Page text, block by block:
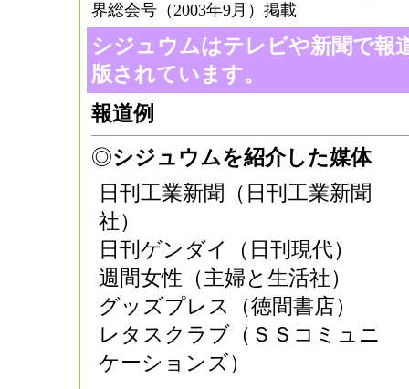
界総会号（2003年9月）掲載
シジュウムはテレビや新聞で報
版されています。
報道例
◎シジュウムを紹介した媒体
日刊工業新聞（日刊工業新聞
社）
日刊ゲンダイ（日刊現代）
週間女性（主婦と生活社）
グッズプレス（徳間書店）
レタスクラブ（ＳＳコミュニ
ケーションズ）